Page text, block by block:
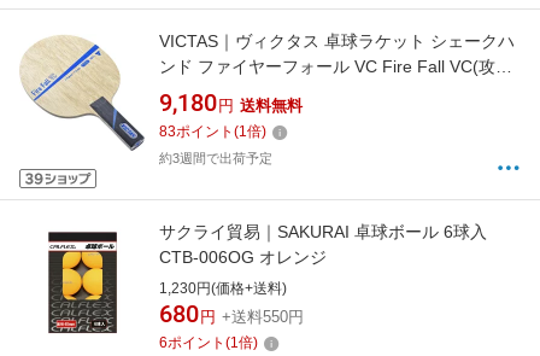
VICTAS｜ヴィクタス 卓球ラケット シェークハ
ンド ファイヤーフォール VC Fire Fall VC(攻撃
用/ST) 027755
9,180 円 送料無料
83ポイント (1倍)
約3週間で出荷予定
サクライ貿易｜SAKURAI 卓球ボール 6球入
CTB-006OG オレンジ
1,230円(価格+送料)
680 円 +送料550円
6ポイント (1倍)